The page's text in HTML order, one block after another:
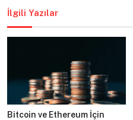
İlgili Yazılar
Bitcoin ve Ethereum İçin